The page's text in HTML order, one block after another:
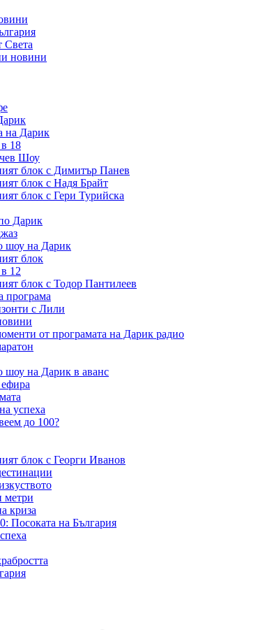
Света
новини
на Дарик
18
Шоу
блок с Димитър Панев
блок с Надя Брайт
блок с Гери Турийска
Дарик
шоу на Дарик
блок
12
блок с Тодор Пантилеев
програма
с Лили
от програмата на Дарик радио
шоу на Дарик в аванс
успеха
до 100?
блок с Георги Иванов
метри
криза
Посоката на България